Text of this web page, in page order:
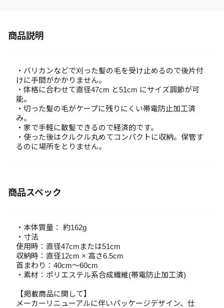
商品説明
・バリカンなどで刈った髪の毛を受け止めるので後片付
けに手間がかかりません。
・体格に合わせて直径47cm と51cm にサイズ調節が可
能。
・切った髪の毛がケープに残りにくい帯電防止加工済
み。
・家で手軽に散髪できるので経済的です。
・使った後はクルクル丸めてコンパクトに収納。保管す
るのに場所をとりません。
商品スペック
・本体質量： 約162g
・寸法
使用時：直径47cmまたは51cm
収納時：直径12cm × 高さ6.5cm
首まわり：40cm～60cm
・素材：ポリエステル系合成繊維(帯電防止加工済)
【掲載商品に関して】
メーカーリニューアルに伴いパッケージデザイン、仕